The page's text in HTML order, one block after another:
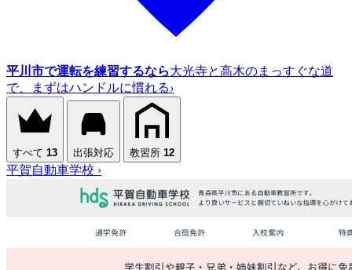
平川市で運転を練習するなら大光寺と高木のまっすぐな道
で、まずはハンドルに慣れる›
すべて 13 出張対応 教習所 12
平賀自動車学校 ›